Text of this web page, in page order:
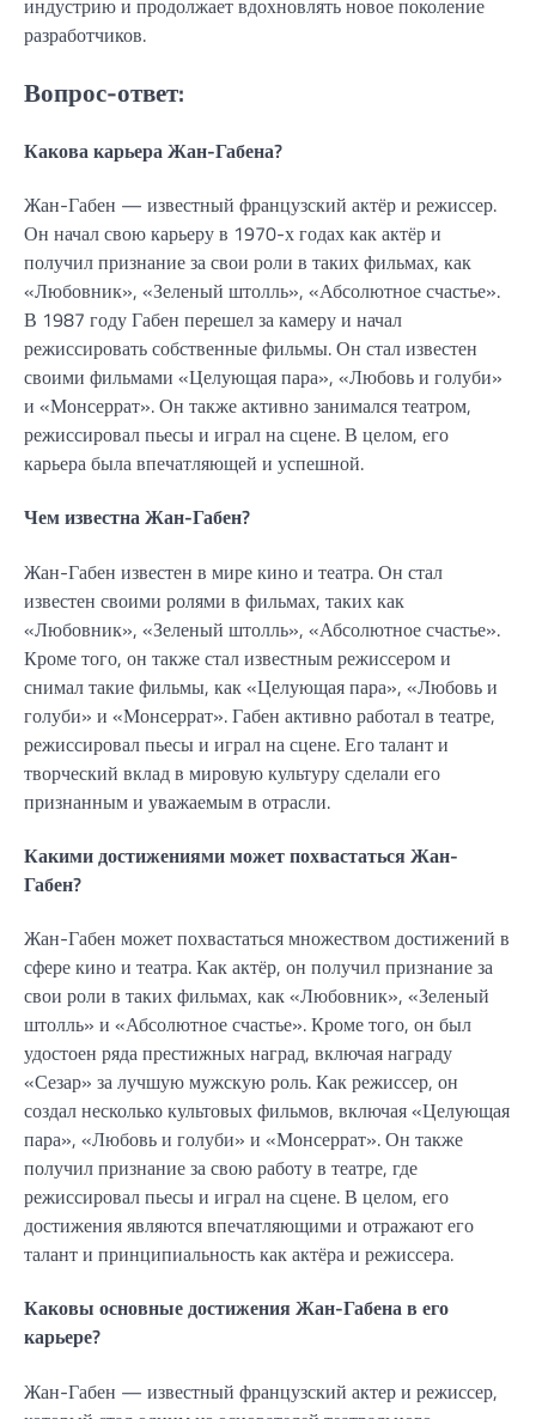
разработчиков.
Вопрос-ответ:
Какова карьера Жан-Габена?
Жан-Габен — известный французский актёр и режиссер.
Он начал свою карьеру в 1970-х годах как актёр и
получил признание за свои роли в таких фильмах, как
«Любовник», «Зеленый штолль», «Абсолютное счастье».
В 1987 году Габен перешел за камеру и начал
режиссировать собственные фильмы. Он стал известен
своими фильмами «Целующая пара», «Любовь и голуби»
и «Монсеррат». Он также активно занимался театром,
режиссировал пьесы и играл на сцене. В целом, его
карьера была впечатляющей и успешной.
Чем известна Жан-Габен?
Жан-Габен известен в мире кино и театра. Он стал
известен своими ролями в фильмах, таких как
«Любовник», «Зеленый штолль», «Абсолютное счастье».
Кроме того, он также стал известным режиссером и
снимал такие фильмы, как «Целующая пара», «Любовь и
голуби» и «Монсеррат». Габен активно работал в театре,
режиссировал пьесы и играл на сцене. Его талант и
творческий вклад в мировую культуру сделали его
признанным и уважаемым в отрасли.
Какими достижениями может похвастаться Жан-
Габен?
Жан-Габен может похвастаться множеством достижений в
сфере кино и театра. Как актёр, он получил признание за
свои роли в таких фильмах, как «Любовник», «Зеленый
штолль» и «Абсолютное счастье». Кроме того, он был
удостоен ряда престижных наград, включая награду
«Сезар» за лучшую мужскую роль. Как режиссер, он
создал несколько культовых фильмов, включая «Целующая
пара», «Любовь и голуби» и «Монсеррат». Он также
получил признание за свою работу в театре, где
режиссировал пьесы и играл на сцене. В целом, его
достижения являются впечатляющими и отражают его
талант и принципиальность как актёра и режиссера.
Каковы основные достижения Жан-Габена в его
карьере?
Жан-Габен — известный французский актер и режиссер,